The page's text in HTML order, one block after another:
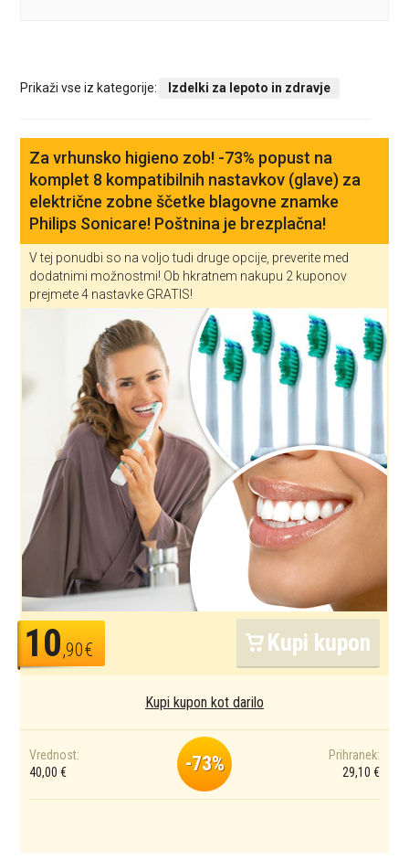
Prikaži vse iz kategorije: Izdelki za lepoto in zdravje
Za vrhunsko higieno zob! -73% popust na
komplet 8 kompatibilnih nastavkov (glave) za
električne zobne ščetke blagovne znamke
Philips Sonicare! Poštnina je brezplačna!
V tej ponudbi so na voljo tudi druge opcije, preverite med
dodatnimi možnostmi! Ob hkratnem nakupu 2 kuponov
prejmete 4 nastavke GRATIS!
10,90€ Kupi kupon
Kupi kupon kot darilo
Vrednost:
40,00 €
-73%
Prihranek:
29,10 €